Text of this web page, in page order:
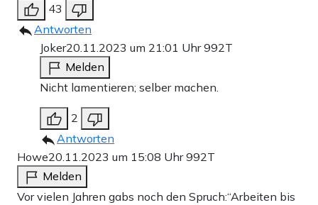
43
Antworten
Joker20.11.2023 um 21:01 Uhr992T
Melden
Nicht lamentieren; selber machen.
2
Antworten
Howe20.11.2023 um 15:08 Uhr992T
Melden
Vor vielen Jahren gabs noch den Spruch:“Arbeiten bis